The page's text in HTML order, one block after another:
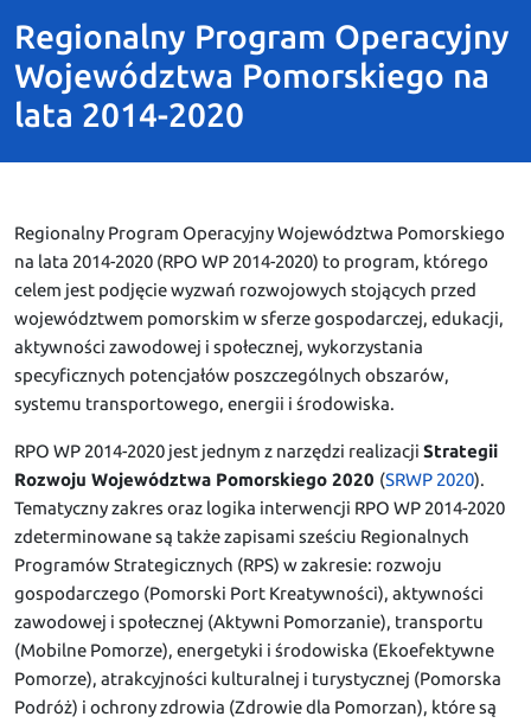
Regionalny Program Operacyjny
Województwa Pomorskiego na
lata 2014-2020
Regionalny Program Operacyjny Województwa Pomorskiego
na lata 2014-2020 (RPO WP 2014-2020) to program, którego
celem jest podjęcie wyzwań rozwojowych stojących przed
województwem pomorskim w sferze gospodarczej, edukacji,
aktywności zawodowej i społecznej, wykorzystania
specyficznych potencjałów poszczególnych obszarów,
systemu transportowego, energii i środowiska.
RPO WP 2014-2020 jest jednym z narzędzi realizacji Strategii
Rozwoju Województwa Pomorskiego 2020 (SRWP 2020).
Tematyczny zakres oraz logika interwencji RPO WP 2014-2020
zdeterminowane są także zapisami sześciu Regionalnych
Programów Strategicznych (RPS) w zakresie: rozwoju
gospodarczego (Pomorski Port Kreatywności), aktywności
zawodowej i społecznej (Aktywni Pomorzanie), transportu
(Mobilne Pomorze), energetyki i środowiska (Ekoefektywne
Pomorze), atrakcyjności kulturalnej i turystycznej (Pomorska
Podróż) i ochrony zdrowia (Zdrowie dla Pomorzan), które są